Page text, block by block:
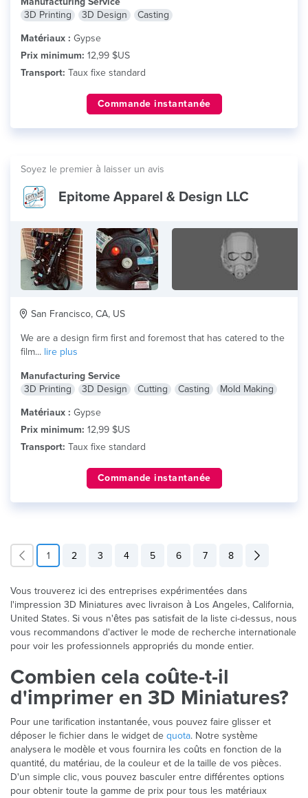
3D Printing
3D Design
Casting
Matériaux : Gypse
Prix minimum: 12,99 $US
Transport: Taux fixe standard
Commande instantanée
Soyez le premier à laisser un avis
Epitome Apparel & Design LLC
San Francisco, CA, US
We are a design firm first and foremost that has catered to the
film... lire plus
Manufacturing Service
3D Printing
3D Design Cutting Casting
Mold Making
Matériaux : Gypse
Prix minimum: 12,99 $US
Transport: Taux fixe standard
Commande instantanée
1 2 3 4 5 6 7 8
Vous trouverez ici des entreprises expérimentées dans
l'impression 3D Miniatures avec livraison à Los Angeles, California,
United States. Si vous n'êtes pas satisfait de la liste ci-dessus, nous
vous recommandons d'activer le mode de recherche internationale
pour voir les professionnels appropriés du monde entier.
Combien cela coûte-t-il
d'imprimer en 3D Miniatures?
Pour une tarification instantanée, vous pouvez faire glisser et
déposer le fichier dans le widget de quota. Notre système
analysera le modèle et vous fournira les coûts en fonction de la
quantité, du matériau, de la couleur et de la taille de vos pièces.
D'un simple clic, vous pouvez basculer entre différentes options
pour obtenir toute la gamme de prix pour tous les matériaux